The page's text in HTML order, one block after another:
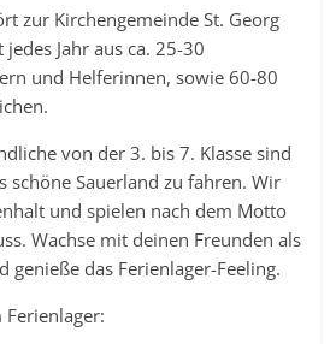
zur Kirchengemeinde St. Georg
Jahr aus ca. 25-30
und Helferinnen, sowie 60-80
von der 3. bis 7. Klasse sind
schöne Sauerland zu fahren. Wir
und spielen nach dem Motto
Wachse mit deinen Freunden als
genieße das Ferienlager-Feeling.